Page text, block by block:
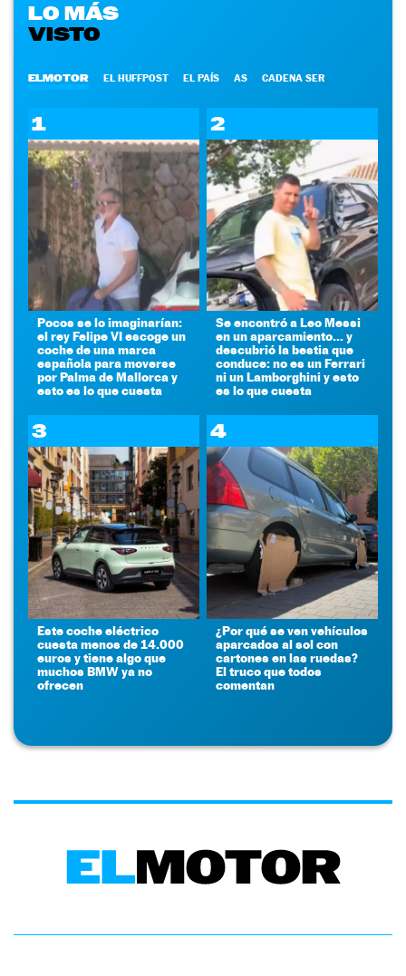
LO MÁS
VISTO
ELMOTOR EL HUFFPOST EL PAÍS AS CADENA SER
1
Pocos se lo imaginarían:
el rey Felipe VI escoge un
coche de una marca
española para moverse
por Palma de Mallorca y
esto es lo que cuesta
2
Se encontró a Leo Messi
en un aparcamiento... y
descubrió la bestia que
conduce: no es un Ferrari
ni un Lamborghini y esto
es lo que cuesta
3
Este coche eléctrico
cuesta menos de 14.000
euros y tiene algo que
muchos BMW ya no
ofrecen
4
¿Por qué se ven vehículos
aparcados al sol con
cartones en las ruedas?
El truco que todos
comentan